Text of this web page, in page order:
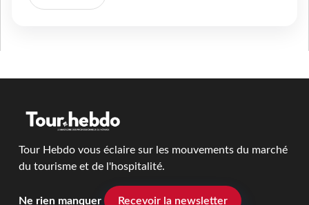
Tour Hebdo vous éclaire sur les mouvements du marché
du tourisme et de l'hospitalité.
Ne rien manquer Recevoir la newsletter